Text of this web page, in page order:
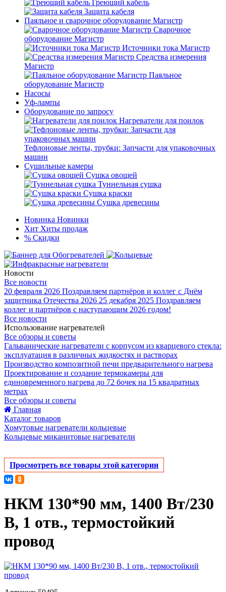
Греющий кабель
Защита кабеля
Паяльное и сварочное оборудование Магистр
Сварочное
оборудование Магистр
Источники тока Магистр
Средства измерения
Магистр
Паяльное
оборудование Магистр
Насосы
Уф-лампы
Оборудование по запросу
Нагреватели для поилок
Тефлоновые ленты, трубки: Запчасти для упаковочных
машин
Сушильные камеры
Сушка овощей
Туннельная сушка
Сушка краски
Сушка древесины
Новинка Новинки
Хит Хиты продаж
% Скидки
Новости
Все новости
20 февраля 2026 Поздравляем партнёров и коллег с Днём
защитника Отечества 2026 25 декабря 2025 Поздравляем
коллег и партнёров с наступающим 2026 годом!
Все новости
Использование нагревателей
Все обзоры и советы
Гальванические нагреватели с корпусом из кварцевого стекла:
эксплуатация в различных жидкостях и растворах
Производство композитной печи предварительного нагрева
Проектирование и создание термокамеры для
единовременного нагрева до 72 бочек на 15 квадратных
метрах
Все обзоры и советы
Главная
Каталог товаров
Хомутовые нагреватели кольцевые
Кольцевые миканитовые нагреватели
Просмотреть все товары этой категории
НКМ 130*90 мм, 1400 Вт/230
В, 1 отв., термостойкий
провод